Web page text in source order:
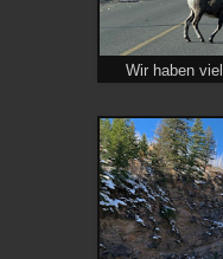
Wir haben